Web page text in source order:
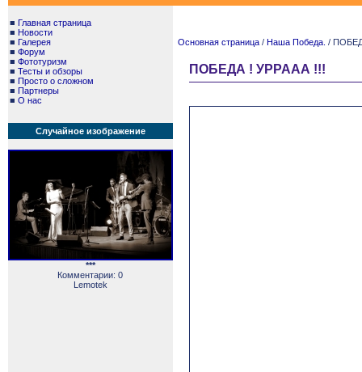
■ Главная страница
■ Новости
■ Галерея
■ Форум
■ Фототуризм
■ Тесты и обзоры
■ Просто о сложном
■ Партнеры
■ О нас
Случайное изображение
***
Комментарии: 0
Lemotek
Основная страница / Наша Победа. /
ПОБЕДА ! УРРААА !!!